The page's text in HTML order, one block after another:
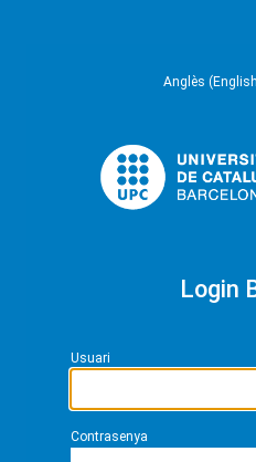
Anglès
Login
Usuari
Contrasenya